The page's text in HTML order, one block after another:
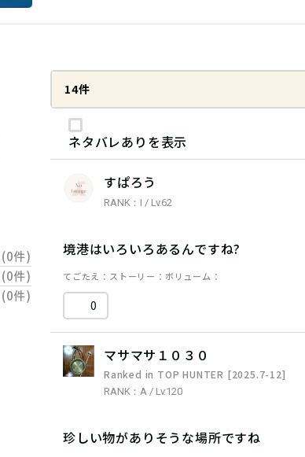
(0件)
(0件)
(0件)
14件
ネタバレありを表示
すぱろう
RANK：I / Lv.62
境港はいろいろあるんですね?
てごたえ ストーリー ボリューム
0
マサマサ１０３０
Ranked in TOP HUNTER [2025.7-12]
RANK：A / Lv.120
珍しい物がありそうな場所ですね